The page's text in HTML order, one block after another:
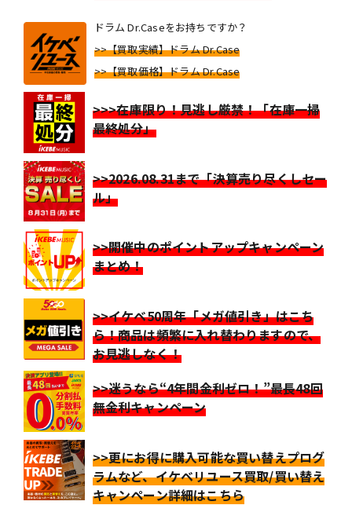
ドラム Dr.Caseをお持ちですか？
>>【買取実績】ドラム Dr.Case
>>【買取価格】ドラム Dr.Case
>>>在庫限り！見逃し厳禁！「在庫一掃
最終処分」
>>2026.08.31まで「決算売り尽くしセー
ル」
>>開催中のポイントアップキャンペーン
まとめ！
>>イケベ50周年「メガ値引き」はこち
ら！商品は頻繁に入れ替わりますので、
お見逃しなく！
>>迷うなら“4年間金利ゼロ！”最長48回
無金利キャンペーン
>>更にお得に購入可能な買い替えプログ
ラムなど、イケベリユース買取/買い替え
キャンペーン詳細はこちら